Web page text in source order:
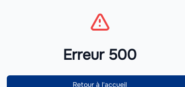
Erreur 500
Retour à l'accueil